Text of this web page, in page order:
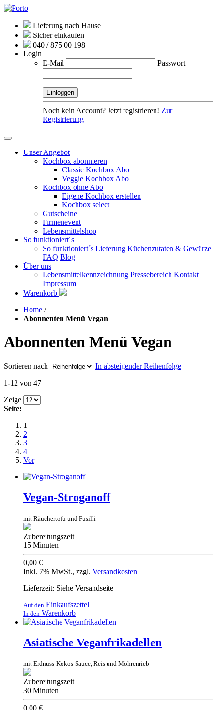
Lieferung nach Hause
Sicher einkaufen
040 / 875 00 198
Login
E-Mail
Passwort
Noch kein Account? Jetzt registrieren! Zur
Registrierung
Unser Angebot
Kochbox abonnieren
Classic Kochbox Abo
Veggie Kochbox Abo
Kochbox ohne Abo
Eigene Kochbox erstellen
Kochbox select
Gutscheine
Firmenevent
Lebensmittelshop
So funktioniert´s
So funktioniert´s Lieferung Küchenzutaten & Gewürze
FAQ Blog
Über uns
Lebensmittelkennzeichnung Pressebereich Kontakt
Impressum
Warenkorb
Home /
Abonnenten Menü Vegan
Abonnenten Menü Vegan
Sortieren nach In absteigender Reihenfolge
1-12 von 47
Zeige
Seite:
1
2
3
4
Vor
Vegan-Stroganoff
mit Räuchertofu und Fusilli
Zubereitungszeit
15 Minuten
0,00 €
Inkl. 7% MwSt., zzgl. Versandkosten
Lieferzeit: Siehe Versandseite
Auf den Einkaufszettel
In den Warenkorb
Asiatische Veganfrikadellen
mit Erdnuss-Kokos-Sauce, Reis und Möhrenrieb
Zubereitungszeit
30 Minuten
0,00 €